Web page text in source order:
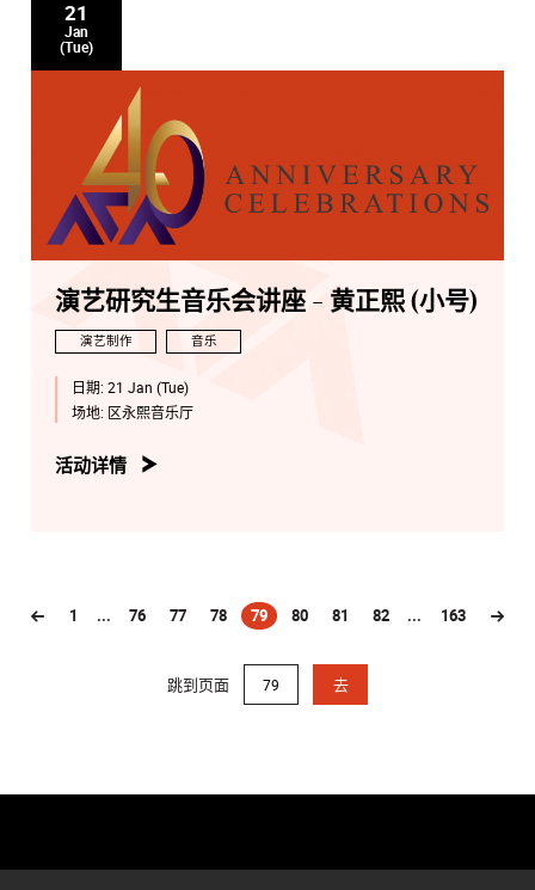
21
Jan
(Tue)
演艺研究生音乐会讲座 - 黄正熙 (小号)
演艺制作 音乐
日期: 21 Jan (Tue)
场地: 区永熙音乐厅
活动详情
1 ... 76 77 78 79
(current)
80 81 82 ... 163
跳到页面 去